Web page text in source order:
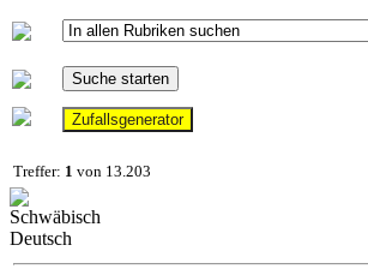
Treffer: 1 von 13.203
Schwäbisch
Deutsch